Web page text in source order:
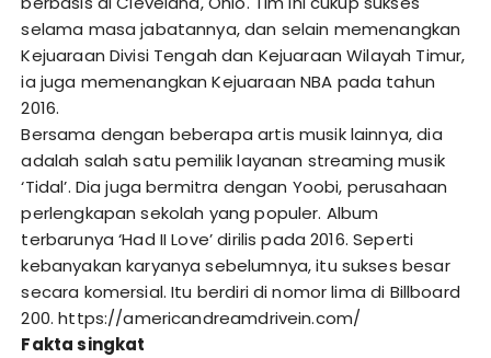
selama masa jabatannya, dan selain memenangkan
Kejuaraan Divisi Tengah dan Kejuaraan Wilayah Timur,
ia juga memenangkan Kejuaraan NBA pada tahun
2016.
Bersama dengan beberapa artis musik lainnya, dia
adalah salah satu pemilik layanan streaming musik
‘Tidal’. Dia juga bermitra dengan Yoobi, perusahaan
perlengkapan sekolah yang populer. Album
terbarunya ‘Had II Love’ dirilis pada 2016. Seperti
kebanyakan karyanya sebelumnya, itu sukses besar
secara komersial. Itu berdiri di nomor lima di Billboard
200.https://americandreamdrivein.com/
Fakta singkat